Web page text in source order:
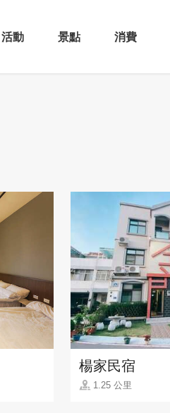
活動 景點 消費
楊家民宿
1.25 公里